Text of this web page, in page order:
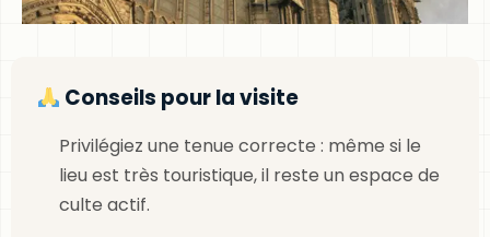
Conseils pour la visite
Privilégiez une tenue correcte : même si le
lieu est très touristique, il reste un espace de
culte actif.